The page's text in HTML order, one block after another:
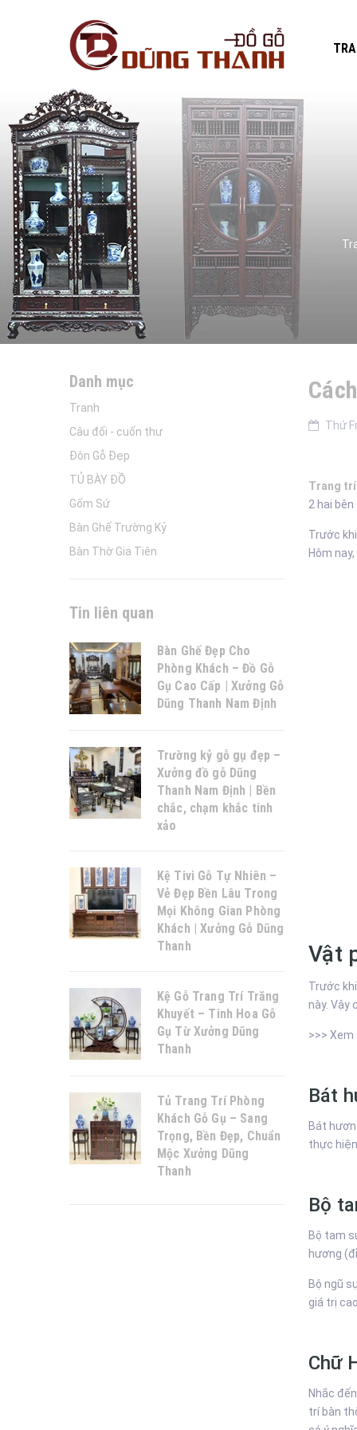
Thứ
Trang trí
2 hai bên
Trước
Hôm nay,
Vật
Trước
này. Vậy
>>>
Bát
Bát
thực
Bộ
Bộ tam
hương
Bộ ngũ
giá trị
Chữ
Nhắc
trí bàn
Danh mục
Tranh
Câu đối - cuốn thư
Đôn Gỗ Đẹp
TỦ BÀY ĐỒ
Gốm Sứ
Bàn Ghế Trường Kỷ
Bàn Thờ Gia Tiên
Tin liên quan
Bàn Ghế Đẹp Cho
Phòng Khách – Đồ Gỗ
Gụ Cao Cấp | Xưởng Gỗ
Dũng Thanh Nam Định
Trường kỷ gỗ gụ đẹp –
Xưởng đồ gỗ Dũng
Thanh Nam Định | Bền
chắc, chạm khắc tinh
xảo
Kệ Tivi Gỗ Tự Nhiên –
Vẻ Đẹp Bền Lâu Trong
Mọi Không Gian Phòng
Khách | Xưởng Gỗ Dũng
Thanh
Kệ Gỗ Trang Trí Trăng
Khuyết – Tinh Hoa Gỗ
Gụ Từ Xưởng Dũng
Thanh
Tủ Trang Trí Phòng
Khách Gỗ Gụ – Sang
Trọng, Bền Đẹp, Chuẩn
Mộc Xưởng Dũng
Thanh